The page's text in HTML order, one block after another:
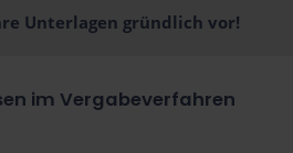
Unterlagen gründlich vor!
im Vergabeverfahren